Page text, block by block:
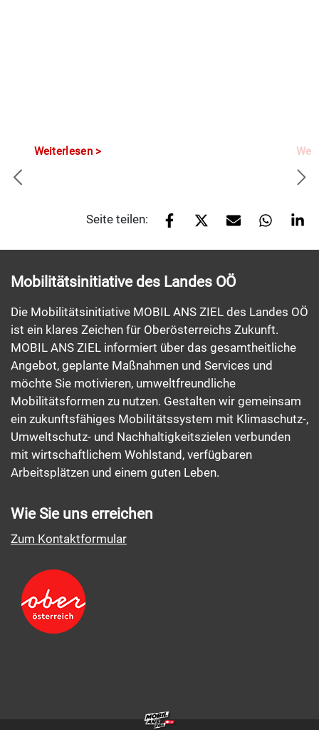
Weiterlesen
Seite teilen:
Mobilitätsinitiative des Landes OÖ
Die Mobilitätsinitiative MOBIL ANS ZIEL des Landes OÖ
ist ein klares Zeichen für Oberösterreichs Zukunft.
MOBIL ANS ZIEL informiert über das gesamtheitliche
Angebot, geplante Maßnahmen und Services und
möchte Sie motivieren, umweltfreundliche
Mobilitätsformen zu nutzen. Gestalten wir gemeinsam
ein zukunftsfähiges Mobilitätssystem mit Klimaschutz-,
Umweltschutz- und Nachhaltigkeitszielen verbunden
mit wirtschaftlichem Wohlstand, verfügbaren
Arbeitsplätzen und einem guten Leben.
Wie Sie uns erreichen
Zum Kontaktformular